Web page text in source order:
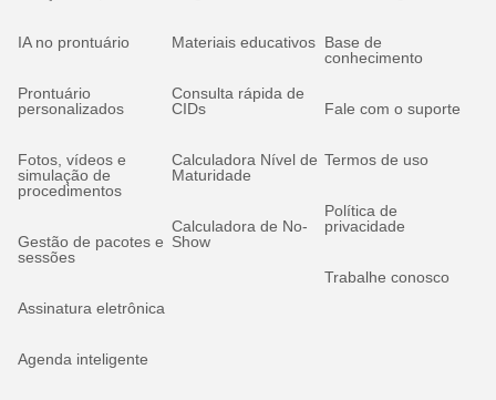
IA no prontuário
Prontuário
personalizados
Fotos, vídeos e
simulação de
procedimentos
Gestão de pacotes e
sessões
Assinatura eletrônica
Agenda inteligente
Materiais educativos
Consulta rápida de
CIDs
Calculadora Nível de
Maturidade
Calculadora de No-
Show
Base de
conhecimento
Fale com o suporte
Termos de uso
Política de
privacidade
Trabalhe conosco